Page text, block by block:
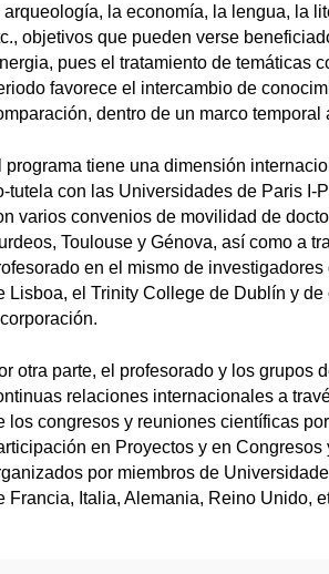
arqueología, la economía, la lengua, la
objetivos que pueden verse
pues el tratamiento de temáticas
favorece el intercambio de
dentro de un marco temporal
programa tiene una dimensión
tutela con las Universidades de Paris I-
varios convenios de movilidad de
Toulouse y Génova, así como a
en el mismo de
Lisboa, el Trinity College de Dublín y de
otra parte, el profesorado y los grupos
relaciones internacionales a
los congresos y reuniones científicas
en Proyectos y en
por miembros de
Francia, Italia, Alemania, Reino Unido,